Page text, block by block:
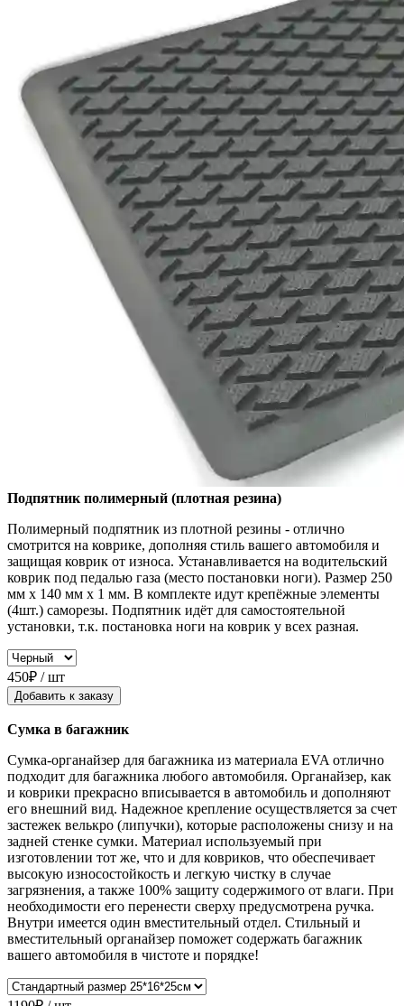
Подпятник полимерный (плотная резина)
Полимерный подпятник из плотной резины - отлично
смотрится на коврике, дополняя стиль вашего автомобиля и
защищая коврик от износа. Устанавливается на водительский
коврик под педалью газа (место постановки ноги). Размер 250
мм x 140 мм x 1 мм. В комплекте идут крепёжные элементы
(4шт.) саморезы. Подпятник идёт для самостоятельной
установки, т.к. постановка ноги на коврик у всех разная.
450₽ / шт
Добавить к заказу
Сумка в багажник
Сумка-органайзер для багажника из материала EVA отлично
подходит для багажника любого автомобиля. Органайзер, как
и коврики прекрасно вписывается в автомобиль и дополняют
его внешний вид. Надежное крепление осуществляется за счет
застежек велькро (липучки), которые расположены снизу и на
задней стенке сумки. Материал используемый при
изготовлении тот же, что и для ковриков, что обеспечивает
высокую износостойкость и легкую чистку в случае
загрязнения, а также 100% защиту содержимого от влаги. При
необходимости его перенести сверху предусмотрена ручка.
Внутри имеется один вместительный отдел. Стильный и
вместительный органайзер поможет содержать багажник
вашего автомобиля в чистоте и порядке!